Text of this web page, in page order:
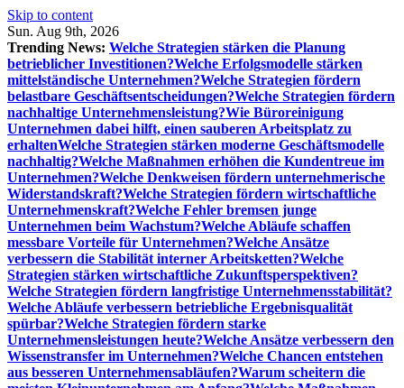
Skip to content
Sun. Aug 9th, 2026
Trending News: Welche Strategien stärken die Planung
betrieblicher Investitionen?Welche Erfolgsmodelle stärken
mittelständische Unternehmen?Welche Strategien fördern
belastbare Geschäftsentscheidungen?Welche Strategien fördern
nachhaltige Unternehmensleistung?Wie Büroreinigung
Unternehmen dabei hilft, einen sauberen Arbeitsplatz zu
erhaltenWelche Strategien stärken moderne Geschäftsmodelle
nachhaltig?Welche Maßnahmen erhöhen die Kundentreue im
Unternehmen?Welche Denkweisen fördern unternehmerische
Widerstandskraft?Welche Strategien fördern wirtschaftliche
Unternehmenskraft?Welche Fehler bremsen junge
Unternehmen beim Wachstum?Welche Abläufe schaffen
messbare Vorteile für Unternehmen?Welche Ansätze
verbessern die Stabilität interner Arbeitsketten?Welche
Strategien stärken wirtschaftliche Zukunftsperspektiven?
Welche Strategien fördern langfristige Unternehmensstabilität?
Welche Abläufe verbessern betriebliche Ergebnisqualität
spürbar?Welche Strategien fördern starke
Unternehmensleistungen heute?Welche Ansätze verbessern den
Wissenstransfer im Unternehmen?Welche Chancen entstehen
aus besseren Unternehmensabläufen?Warum scheitern die